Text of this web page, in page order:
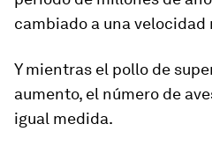
cambiado a una velocidad
Y mientras el pollo de
aumento, el número de
igual medida.